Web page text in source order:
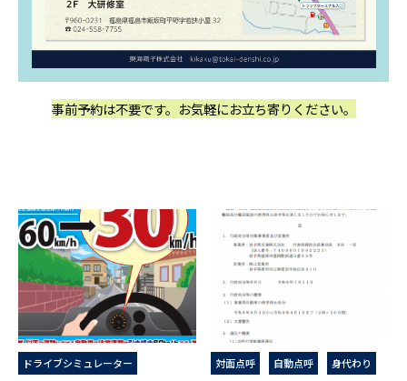
事前予約は不要です。お気軽にお立ち寄りください。
ドライブシミュレーター 対面点呼 自動点呼 身代わり